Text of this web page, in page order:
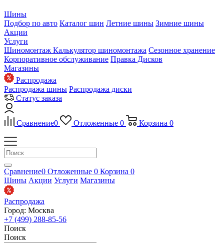
Шины
Подбор по авто Каталог шин Летние шины Зимние шины
Акции
Услуги
Шиномонтаж Калькулятор шиномонтажа Сезонное хранение
Корпоративное обслуживание Правка Дисков
Магазины
Распродажа
Распродажа шины Распродажа диски
Статус заказа
Сравнение0 Отложенные 0 Корзина 0
Сравнение0 Отложенные 0 Корзина 0
Шины Акции Услуги Магазины
Распродажа
Город: Москва
+7 (499) 288-85-56
Поиск
Поиск